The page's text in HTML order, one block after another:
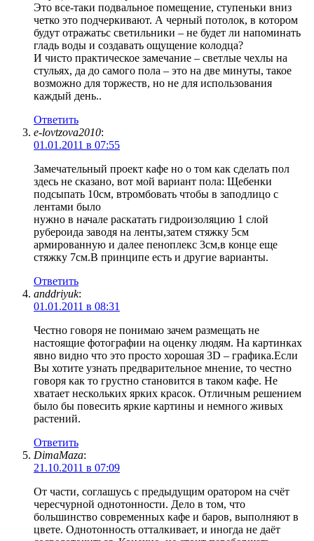
Это все-таки подвальное помещение, ступеньки вниз
четко это подчеркивают. А черный потолок, в котором
будут отражатьс светильники – не будет ли напоминать
гладь воды и создавать ощущение колодца?
И чисто практическое замечание – светлые чехлы на
стульях, да до самого пола – это на две минуты, такое
возможно для торжеств, но не для использования
каждый день..
Ответить
e-lovtzova2010:
01.01.2011 в 07:55
Замечательный проект кафе но о том как сделать пол
здесь не сказано, вот мой вариант пола: Щебенки
подсыпать 10см, втромбовать чтобы в заподлицо с
лентами было
нужно в начале раскатать гидроизоляцию 1 слой
рубероида заводя на ленты,затем стяжку 5см
армированную и далее пеноплекс 3см,в конце еще
стяжку 7см.В принципе есть и другие варианты.
Ответить
anddriyuk:
01.01.2011 в 08:31
Честно говоря не понимаю зачем размещать не
настоящие фотографии на оценку людям. На картинках
явно видно что это просто хорошая 3D – графика.Если
Вы хотите узнать предварительное мнение, то честно
говоря как то грустно становится в таком кафе. Не
хватает нескольких ярких красок. Отличным решением
было бы повесить яркие картины и немного живых
растений.
Ответить
DimaMaza:
21.10.2011 в 07:09
От части, соглашусь с предыдущим оратором на счёт
чересчурной однотонности. Дело в том, что
большинство современных кафе и баров, выполняют в
цвете. Однотонность отталкивает, и иногда не даёт